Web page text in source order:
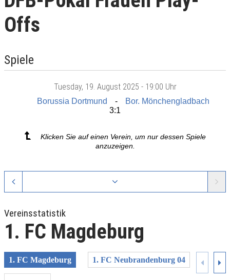
Offs
Spiele
Tuesday, 19. August 2025 - 19:00 Uhr
Borussia Dortmund
Bor. Mönchengladbach
3:1
Klicken Sie auf einen Verein, um nur dessen Spiele
anzuzeigen.
Vereinsstatistik
1. FC Magdeburg
1. FC Magdeburg 1. FC Neubrandenburg 04 1.